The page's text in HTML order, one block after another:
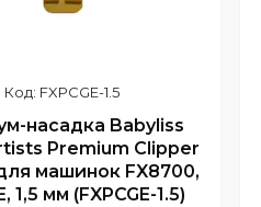
FXPCGE-1.5
насадка Babyliss
Premium Clipper
машинок FX8700,
1,5 мм (FXPCGE-1.5)